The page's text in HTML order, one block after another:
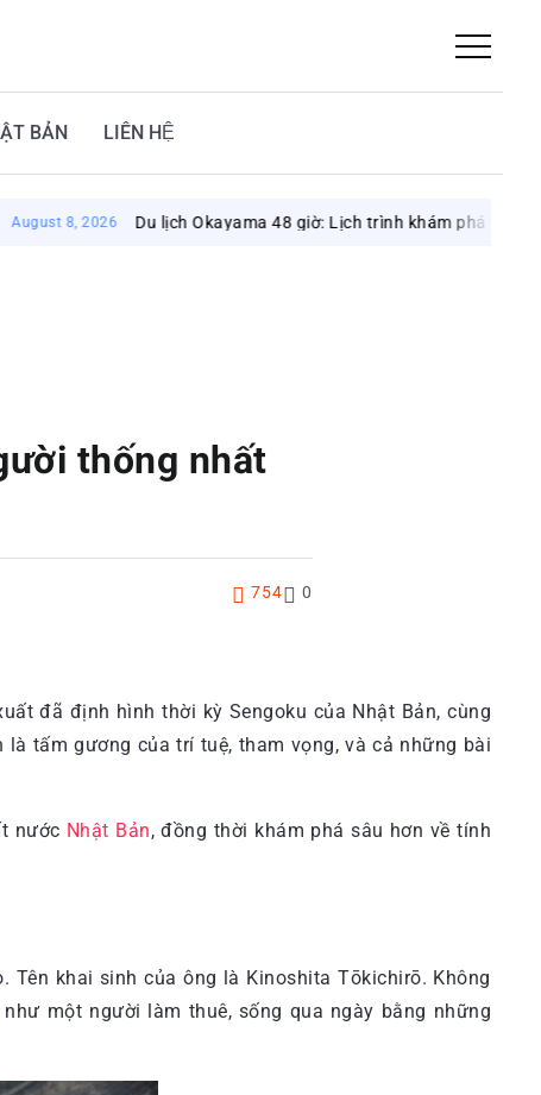
BẢN LIÊN HỆ
Du lịch Okayama 48 giờ: Lịch trình khám phá vùng đất mặt trời
thống nhất
754 0
đã định hình thời kỳ Sengoku của Nhật Bản, cùng
tấm gương của trí tuệ, tham vọng, và cả những bài
nước Nhật Bản, đồng thời khám phá sâu hơn về tính
khai sinh của ông là Kinoshita Tōkichirō. Không
một người làm thuê, sống qua ngày bằng những